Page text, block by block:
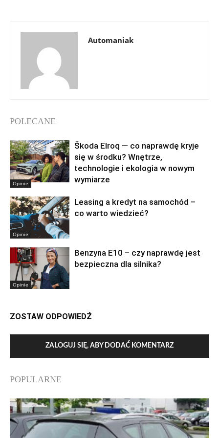
Automaniak
POLECANE
Opinie
Škoda Elroq — co naprawdę kryje
się w środku? Wnętrze,
technologie i ekologia w nowym
wymiarze
Opinie
Leasing a kredyt na samochód –
co warto wiedzieć?
Opinie
Benzyna E10 – czy naprawdę jest
bezpieczna dla silnika?
ZOSTAW ODPOWIEDŹ
ZALOGUJ SIĘ, ABY DODAĆ KOMENTARZ
POPULARNE